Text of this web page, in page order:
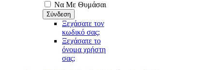
Να Με Θυμάσαι
Ξεχάσατε τον
κωδικό σας;
Ξεχάσατε το
όνομα χρήστη
σας;